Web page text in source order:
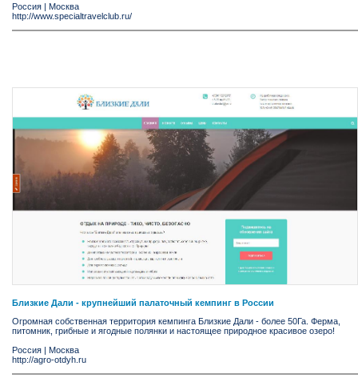
Россия | Москва
http://www.specialtravelclub.ru/
Близкие Дали - крупнейший палаточный кемпинг в России
Огромная собственная территория кемпинга Близкие Дали - более 50Га. Ферма,
питомник, грибные и ягодные полянки и настоящее природное красивое озеро!
Россия | Москва
http://agro-otdyh.ru